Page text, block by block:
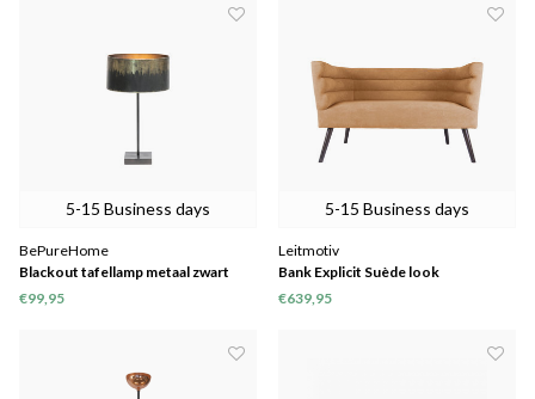
5-15 Business days
BePureHome
Blackout tafellamp metaal zwart
€99,95
5-15 Business days
Leitmotiv
Bank Explicit Suède look
€639,95